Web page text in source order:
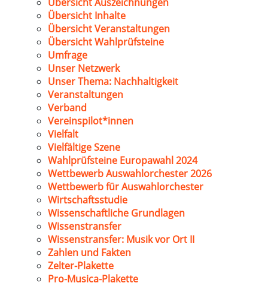
Übersicht Inhalte
Übersicht Veranstaltungen
Übersicht Wahlprüfsteine
Umfrage
Unser Netzwerk
Unser Thema: Nachhaltigkeit
Veranstaltungen
Verband
Vereinspilot*innen
Vielfalt
Vielfältige Szene
Wahlprüfsteine Europawahl 2024
Wettbewerb Auswahlorchester 2026
Wettbewerb für Auswahlorchester
Wirtschaftsstudie
Wissenschaftliche Grundlagen
Wissenstransfer
Wissenstransfer: Musik vor Ort II
Zahlen und Fakten
Zelter-Plakette
Pro-Musica-Plakette